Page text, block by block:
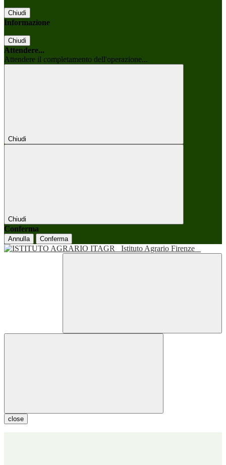
Chiudi
Informazione
Chiudi
Attendere...
Attendere il completamento dell'operazione...
Chiudi
Chiudi
Conferma
Annulla Conferma
Istituto Agrario Firenze
close